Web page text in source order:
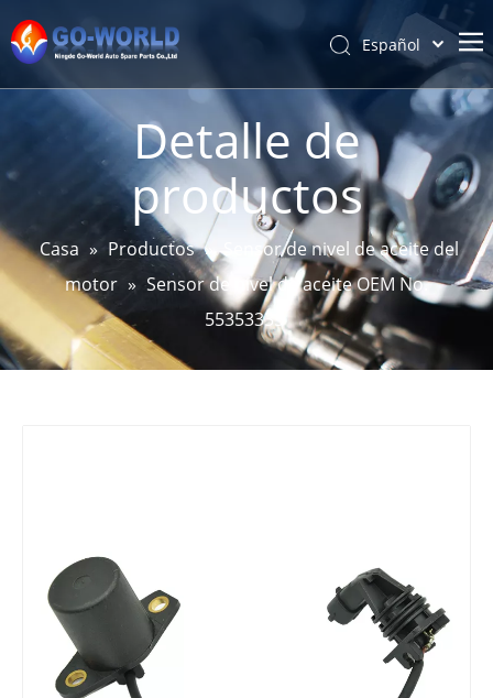
Hogar
Acerca de
Productos
Servicio y personalización
Noticias
Apoyo
Contáctenos
Español
Português
Pусский
Latine
Français
简体中文
English
Detalle de
productos
Casa » Productos »
Sensor de nivel de aceite del
motor » Sensor de nivel de aceite OEM No.
55353335